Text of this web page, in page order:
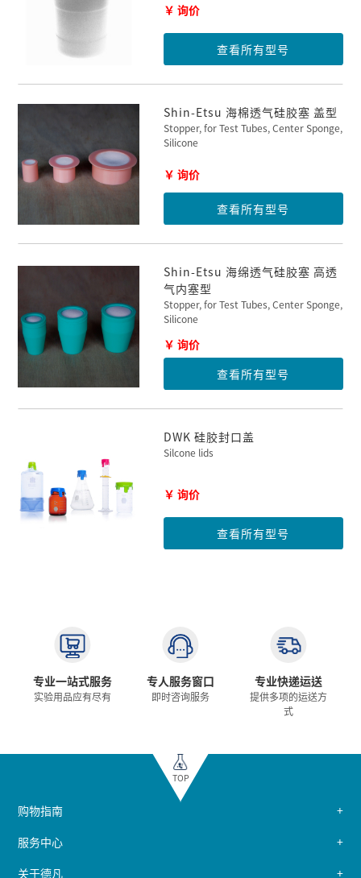
￥ 询价
查看所有型号
Shin-Etsu 海棉透气硅胶塞 盖型
Stopper, for Test Tubes, Center Sponge,
Silicone
￥ 询价
查看所有型号
Shin-Etsu 海绵透气硅胶塞 高透
气内塞型
Stopper, for Test Tubes, Center Sponge,
Silicone
￥ 询价
查看所有型号
DWK 硅胶封口盖
Silcone lids
￥ 询价
查看所有型号
专业一站式服务
实验用品应有尽有
专人服务窗口
即时咨询服务
专业快递运送
提供多项的运送方
式
TOP
购物指南
服务中心
关于德凡